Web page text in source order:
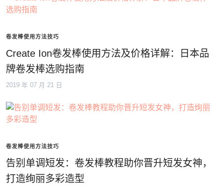
卷发棒使用方法技巧
Create Ion卷发棒使用方法及价格详解：日本品
牌卷发棒选购指南
2019 年 07 月 21 日
卷发棒使用方法技巧
告别单调短发：卷发棒教程助你晋升短发女神，
打造绚丽多彩造型